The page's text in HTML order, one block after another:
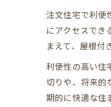
注文住宅で利便
にアクセスでき
まえて、屋根付
利便性の高い住
切りや、将来的
期的に快適な住